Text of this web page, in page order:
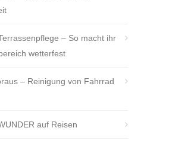
– So macht ihr
wetterfest
– Reinigung von Fahrrad
auf Reisen